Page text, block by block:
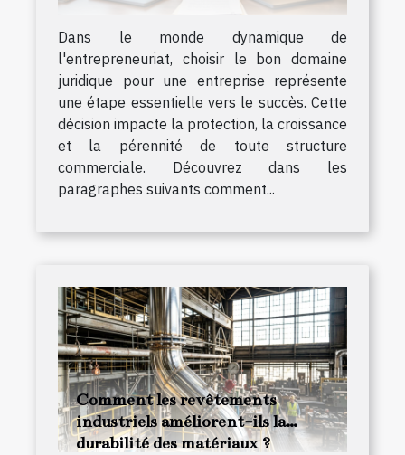
Dans le monde dynamique de
l'entrepreneuriat, choisir le bon domaine
juridique pour une entreprise représente
une étape essentielle vers le succès. Cette
décision impacte la protection, la croissance
et la pérennité de toute structure
commerciale. Découvrez dans les
paragraphes suivants comment...
Comment les revêtements
industriels améliorent-ils la
durabilité des matériaux ?